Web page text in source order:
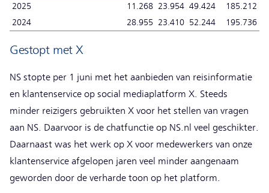
2025
11.268 23.954 49.424
185.212
2024
28.955 23.410 52.244 195.736
Gestopt met X
NS stopte per 1 juni met het aanbieden van reisinformatie
en klantenservice op social mediaplatform X. Steeds
minder reizigers gebruikten X voor het stellen van vragen
aan NS. Daarvoor is de chatfunctie op NS.nl veel geschikter.
Daarnaast was het werk op X voor medewerkers van onze
klantenservice afgelopen jaren veel minder aangenaam
geworden door de verharde toon op het platform.